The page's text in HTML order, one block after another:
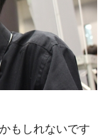
もしれないです